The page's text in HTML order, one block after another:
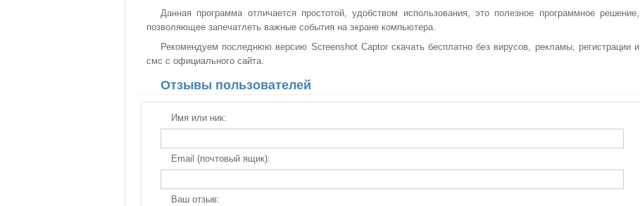
Данная программа отличается простотой, удобством использования, это полезное программное решение,
позволяющее запечатлеть важные события на экране компьютера.
Рекомендуем последнюю версию Screenshot Captor скачать бесплатно без вирусов, рекламы, регистрации и
смс с официального сайта.
Отзывы пользователей
Имя или ник:
Email (почтовый ящик):
Ваш отзыв: